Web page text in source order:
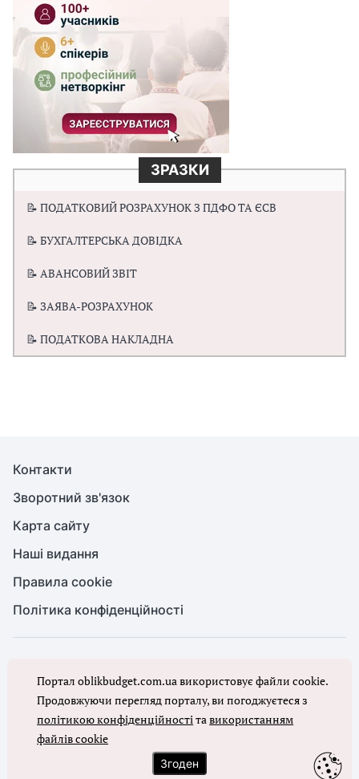
ЗРАЗКИ
📝 ПОДАТКОВИЙ РОЗРАХУНОК З ПДФО ТА ЄСВ
📝 БУХГАЛТЕРСЬКА ДОВІДКА
📝 АВАНСОВИЙ ЗВІТ
📝 ЗАЯВА-РОЗРАХУНОК
📝 ПОДАТКОВА НАКЛАДНА
Контакти
Зворотний зв'язок
Карта сайту
Наші видання
Правила cookie
Політика конфіденційності
Повне або часткове копіювання будь-яких матеріалів порталу,
цитування, публікація їх анотованих оглядів допускаються лише з
письмового дозволу редакції порталу
Ми в соцмережах
Портал oblikbudget.com.ua використовує файли cookie.
Продовжуючи перегляд порталу, ви погоджуєтеся з
політикою конфіденційностітавикористанням
файлів cookie
Згоден